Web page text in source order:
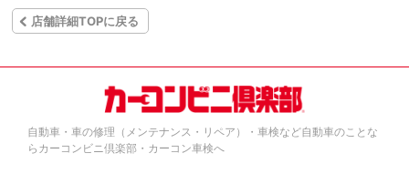
店舗詳細TOPに戻る
自動車・車の修理（メンテナンス・リペア）・車検など自動車のことな
らカーコンビニ倶楽部・カーコン車検へ